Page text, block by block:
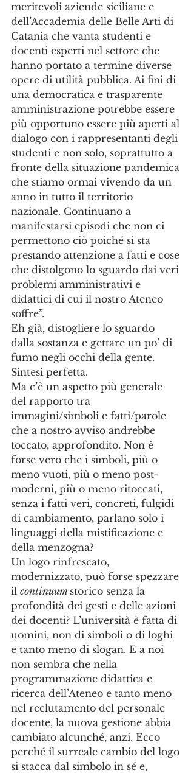
meritevoli aziende siciliane e
dell’Accademia delle Belle Arti di
Catania che vanta studenti e
docenti esperti nel settore che
hanno portato a termine diverse
opere di utilità pubblica. Ai fini di
una democratica e trasparente
amministrazione potrebbe essere
più opportuno essere più aperti al
dialogo con i rappresentanti degli
studenti e non solo, soprattutto a
fronte della situazione pandemica
che stiamo ormai vivendo da un
anno in tutto il territorio
nazionale. Continuano a
manifestarsi episodi che non ci
permettono ciò poiché si sta
prestando attenzione a fatti e cose
che distolgono lo sguardo dai veri
problemi amministrativi e
didattici di cui il nostro Ateneo
soffre”.
Eh già, distogliere lo sguardo
dalla sostanza e gettare un po’ di
fumo negli occhi della gente.
Sintesi perfetta.
Ma c’è un aspetto più generale
del rapporto tra
immagini/simboli e fatti/parole
che a nostro avviso andrebbe
toccato, approfondito. Non è
forse vero che i simboli, più o
meno vuoti, più o meno post-
moderni, più o meno ritoccati,
senza i fatti veri, concreti, fulgidi
di cambiamento, parlano solo i
linguaggi della mistificazione e
della menzogna?
Un logo rinfrescato,
modernizzato, può forse spezzare
il continuum storico senza la
profondità dei gesti e delle azioni
dei docenti? L’università è fatta di
uomini, non di simboli o di loghi
e tanto meno di slogan. E a noi
non sembra che nella
programmazione didattica e
ricerca dell’Ateneo e tanto meno
nel reclutamento del personale
docente, la nuova gestione abbia
cambiato alcunché, anzi. Ecco
perché il surreale cambio del logo
si stacca dal simbolo in sé e,